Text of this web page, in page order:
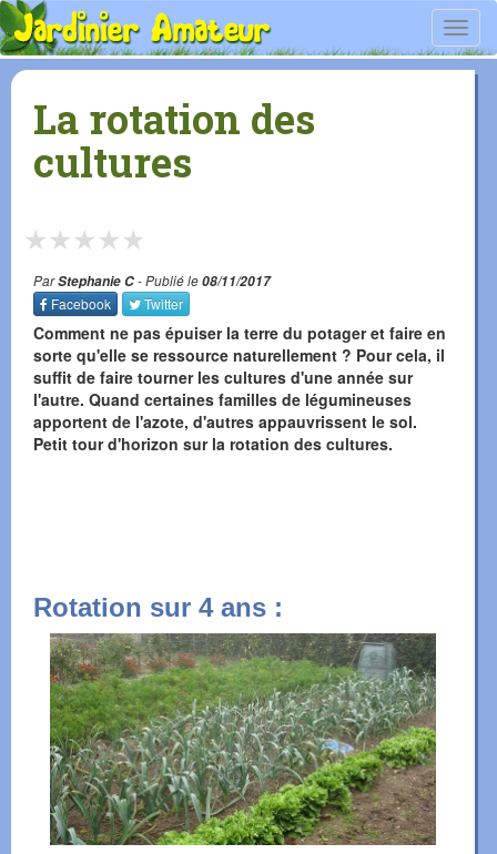
La rotation des
cultures
★
★
★
★
★
ParStephanie C- Publié le08/11/2017
Facebook
Twitter
Comment ne pas épuiser la terre du potager et faire en
sorte qu'elle se ressource naturellement ? Pour cela, il
suffit de faire tourner les cultures d'une année sur
l'autre. Quand certaines familles de légumineuses
apportent de l'azote, d'autres appauvrissent le sol.
Petit tour d'horizon sur la rotation des cultures.
Rotation sur 4 ans :